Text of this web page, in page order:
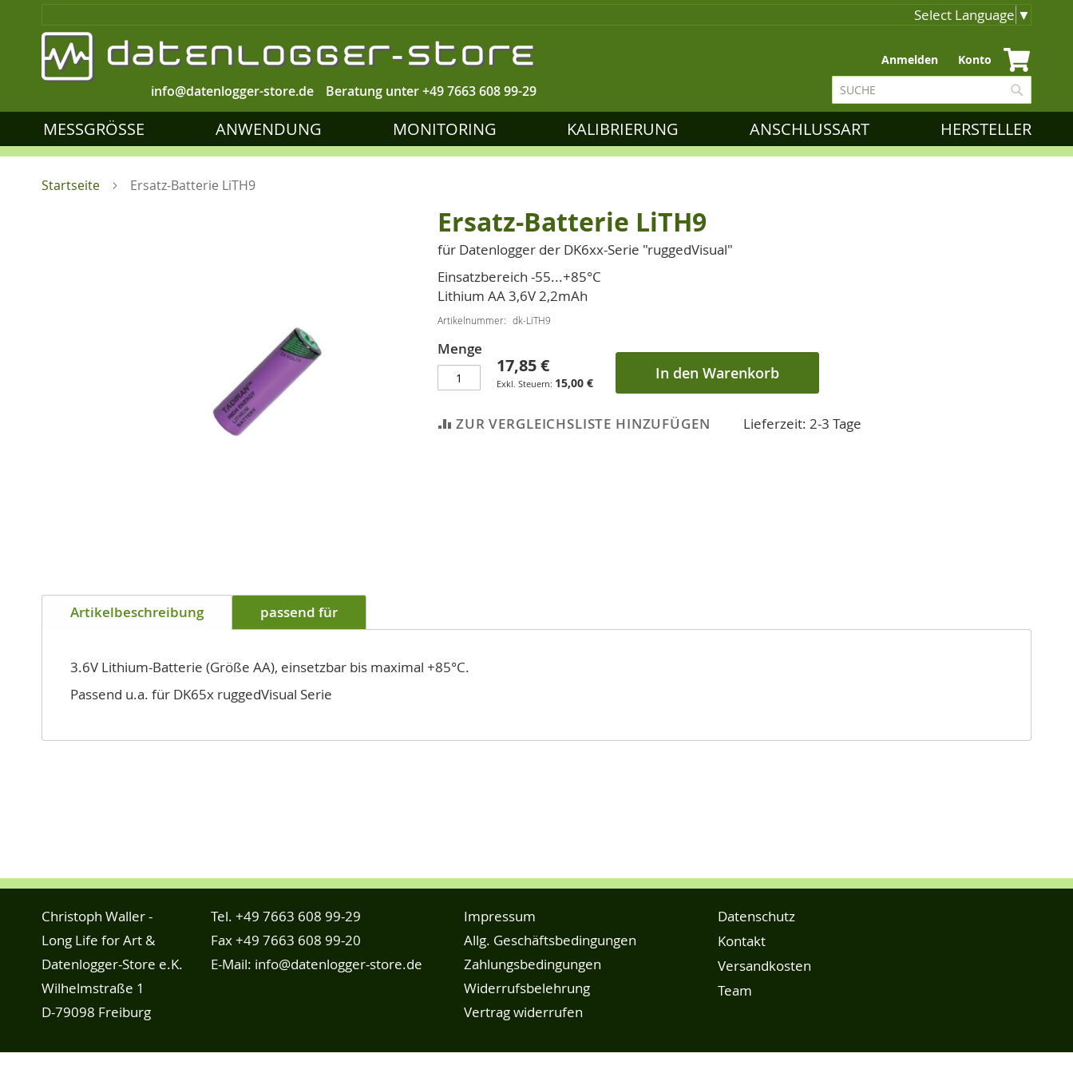
Select Language ▼
Beratung unter+49 7663 608 99-29
info@datenlogger-store.de
Zum
Inhalt
springen
Anmelden Konto
Suche
MESSGRÖSSE ANWENDUNG MONITORING KALIBRIERUNG ANSCHLUSSART HERSTELLER
Startseite Ersatz-Batterie LiTH9
Anfang
springen
Ersatz-Batterie LiTH9
für Datenlogger der DK6xx-Serie "ruggedVisual"
Einsatzbereich -55...+85°C
Lithium AA 3,6V 2,2mAh
Artikelnummer dk-LiTH9
Menge
17,85 €
15,00 € In den Warenkorb
ZUR VERGLEICHSLISTE HINZUFÜGEN Lieferzeit: 2-3 Tage
Artikelbeschreibung passend für
3.6V Lithium-Batterie (Größe AA), einsetzbar bis maximal +85°C.
Passend u.a. für DK65x ruggedVisual Serie
Christoph Waller -
Long Life for Art &
Datenlogger-Store e.K.
Wilhelmstraße 1
D-79098 Freiburg
Tel. +49 7663 608 99-29
Fax +49 7663 608 99-20
E-Mail: info@datenlogger-store.de
Impressum
Allg. Geschäftsbedingungen
Zahlungsbedingungen
Widerrufsbelehrung
Vertrag widerrufen
Datenschutz
Kontakt
Versandkosten
Team